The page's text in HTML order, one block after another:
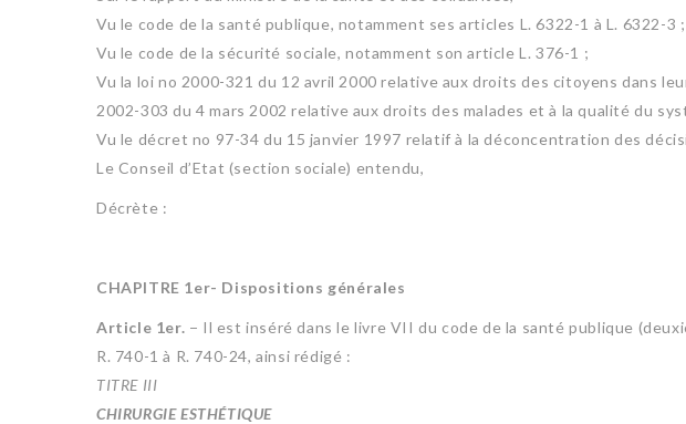
Vu le code de la santé publique, notamment ses articles L. 6322-1 à L. 6322-3 ;
Vu le code de la sécurité sociale, notamment son article L. 376-1 ;
Vu la loi no 2000-321 du 12 avril 2000 relative aux droits des citoyens dans
2002-303 du 4 mars 2002 relative aux droits des malades et à la qualité du
Vu le décret no 97-34 du 15 janvier 1997 relatif à la déconcentration des
Le Conseil d’Etat (section sociale) entendu,
Décrète :
CHAPITRE 1er- Dispositions générales
Article 1er. − Il est inséré dans le livre VII du code de la santé publique
R. 740-1 à R. 740-24, ainsi rédigé :
TITRE III
CHIRURGIE ESTHÉTIQUE